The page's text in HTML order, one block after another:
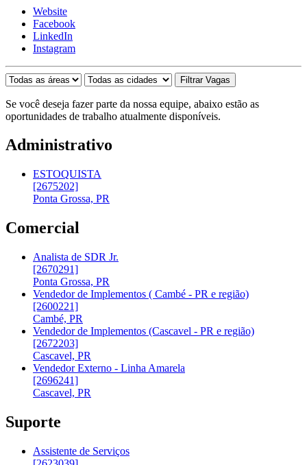
Website
Facebook
LinkedIn
Instagram
Se você deseja fazer parte da nossa equipe, abaixo estão as
oportunidades de trabalho atualmente disponíveis.
Administrativo
ESTOQUISTA
[2675202]
Ponta Grossa, PR
Comercial
Analista de SDR Jr.
[2670291]
Ponta Grossa, PR
Vendedor de Implementos ( Cambé - PR e região)
[2600221]
Cambé, PR
Vendedor de Implementos (Cascavel - PR e região)
[2672203]
Cascavel, PR
Vendedor Externo - Linha Amarela
[2696241]
Cascavel, PR
Suporte
Assistente de Serviços